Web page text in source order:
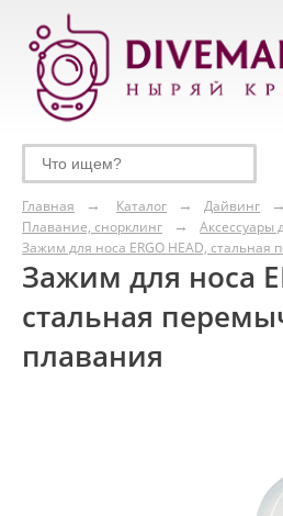
Главная Каталог
Дайвинг
Плавание, снорклинг
Аксессуары
Зажим для носа ERGO HEAD, стальная
Зажим для носа
стальная
плавания